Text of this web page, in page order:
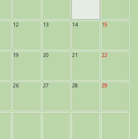
12 13 14 15
19 20 21 22
26 27 28 29